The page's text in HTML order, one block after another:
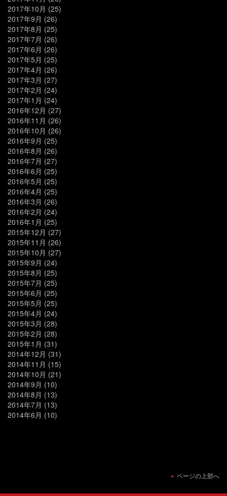
2017年10月 (25)
2017年9月 (26)
2017年8月 (25)
2017年7月 (26)
2017年6月 (26)
2017年5月 (25)
2017年4月 (26)
2017年3月 (27)
2017年2月 (24)
2017年1月 (24)
2016年12月 (27)
2016年11月 (26)
2016年10月 (26)
2016年9月 (25)
2016年8月 (26)
2016年7月 (27)
2016年6月 (25)
2016年5月 (25)
2016年4月 (25)
2016年3月 (26)
2016年2月 (24)
2016年1月 (25)
2015年12月 (27)
2015年11月 (26)
2015年10月 (27)
2015年9月 (24)
2015年8月 (25)
2015年7月 (25)
2015年6月 (25)
2015年5月 (25)
2015年4月 (24)
2015年3月 (28)
2015年2月 (28)
2015年1月 (31)
2014年12月 (31)
2014年11月 (15)
2014年10月 (21)
2014年9月 (10)
2014年8月 (13)
2014年7月 (13)
2014年6月 (10)
ページの上部へ